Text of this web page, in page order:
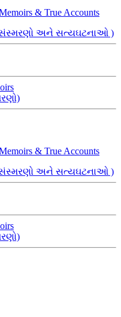
& True Accounts
અને સત્યઘટનાઓ )
& True Accounts
અને સત્યઘટનાઓ )